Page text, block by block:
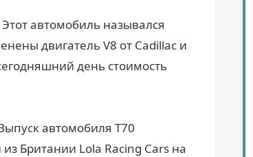
Этот автомобиль назывался
двигатель V8 от Cadillac и
день стоимость
автомобиля Т70
Британии Lola Racing Cars на